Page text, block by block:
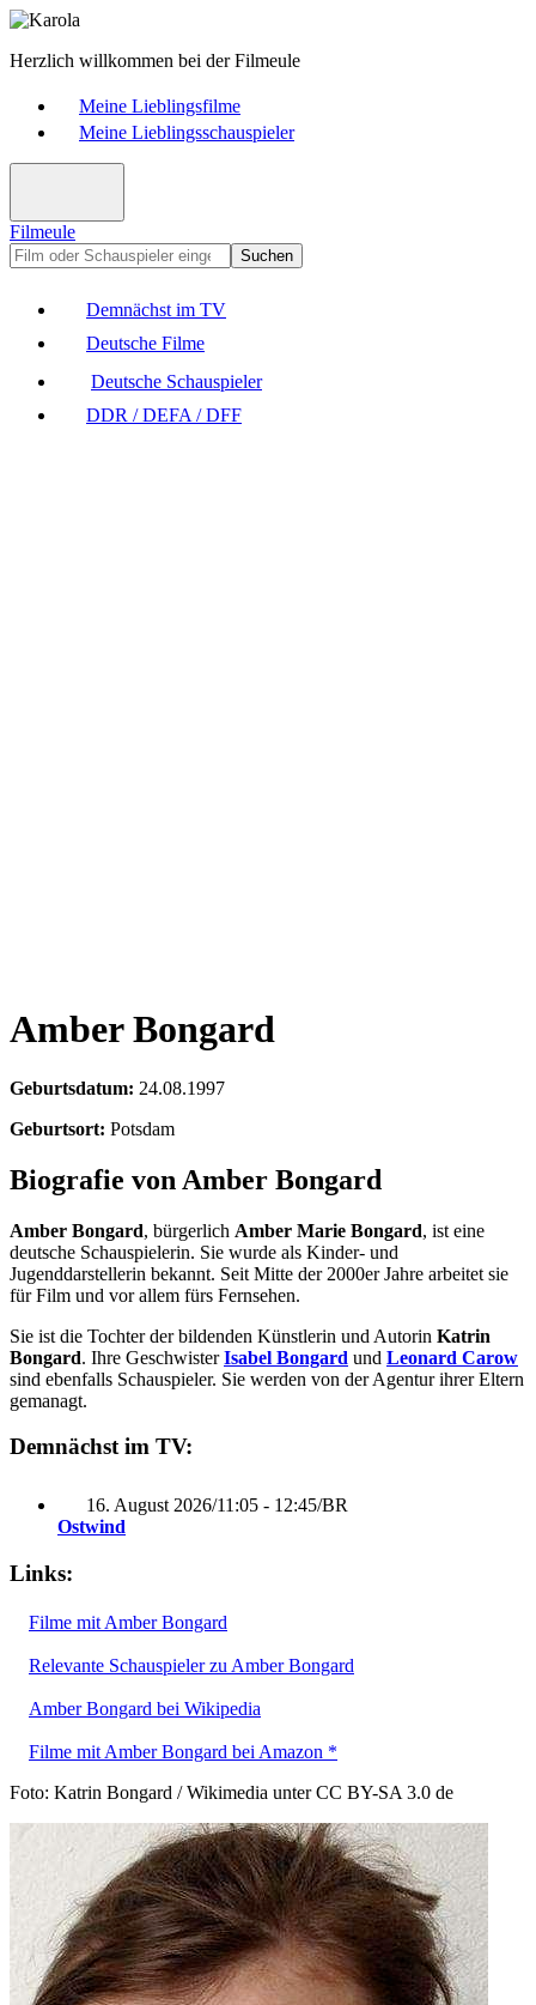
Herzlich willkommen bei der Filmeule
Meine Lieblingsfilme
Meine Lieblingsschauspieler
Filmeule
Suchen
Demnächst im TV
Deutsche Filme
Deutsche Schauspieler
DDR / DEFA / DFF
Amber Bongard
Geburtsdatum: 24.08.1997
Geburtsort: Potsdam
Biografie von Amber Bongard
Amber Bongard, bürgerlich Amber Marie Bongard, ist eine
deutsche Schauspielerin. Sie wurde als Kinder- und
Jugenddarstellerin bekannt. Seit Mitte der 2000er Jahre arbeitet sie
für Film und vor allem fürs Fernsehen.
Sie ist die Tochter der bildenden Künstlerin und Autorin Katrin
Bongard. Ihre GeschwisterIsabel Bongard und Leonard Carow
sind ebenfalls Schauspieler. Sie werden von der Agentur ihrer Eltern
gemanagt.
Demnächst im TV:
16. August 2026/11:05 - 12:45/BR
Ostwind
Links:
Filme mit Amber Bongard
Relevante Schauspieler zu Amber Bongard
Amber Bongard bei Wikipedia
Filme mit Amber Bongard bei Amazon *
Foto: Katrin Bongard / Wikimedia unter CC BY-SA 3.0 de